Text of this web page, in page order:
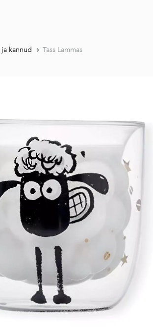
kannud Tass Lammas